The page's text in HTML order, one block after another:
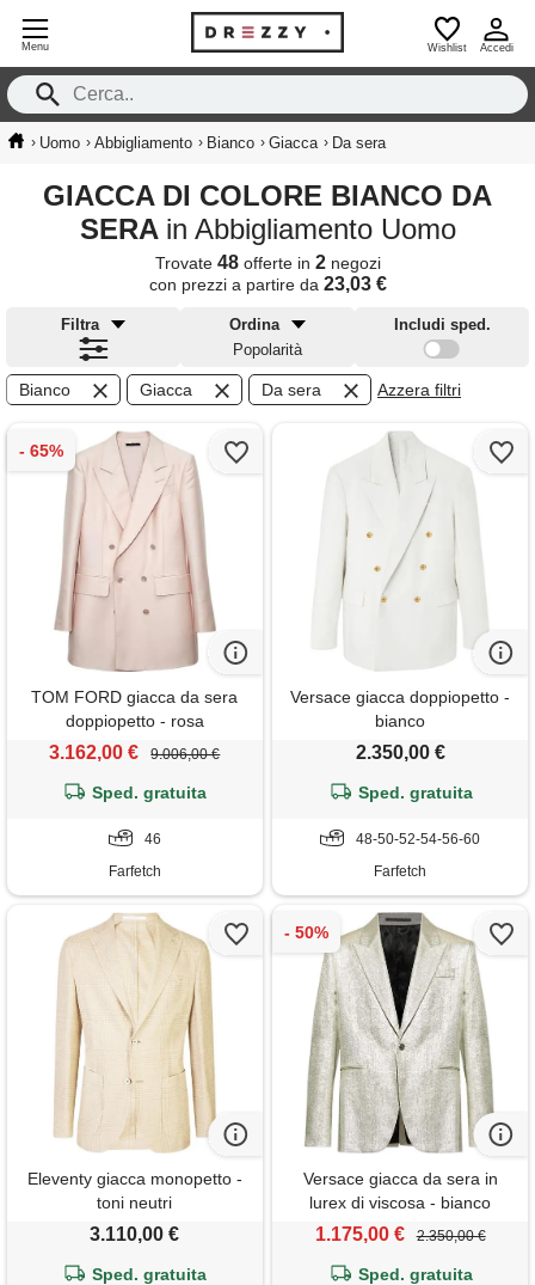
Menu Wishlist Accedi
› Uomo › Abbigliamento › Bianco › Giacca › Da sera
GIACCA DI COLORE BIANCO DA
SERA in Abbigliamento Uomo
Trovate 48offerte in 2negozi
con prezzi a partire da 23,03 €
Filtra
Ordina
Popolarità
Includi sped.
Bianco Giacca Da sera Azzera filtri
TOM FORD giacca da sera
doppiopetto - rosa
3.162,00 € 9.006,00 €
Sped. gratuita
46
Farfetch
Versace giacca doppiopetto -
bianco
2.350,00 €
Sped. gratuita
48-50-52-54-56-60
Farfetch
Eleventy giacca monopetto -
toni neutri
3.110,00 €
Sped. gratuita
Versace giacca da sera in
lurex di viscosa - bianco
1.175,00 € 2.350,00 €
Sped. gratuita